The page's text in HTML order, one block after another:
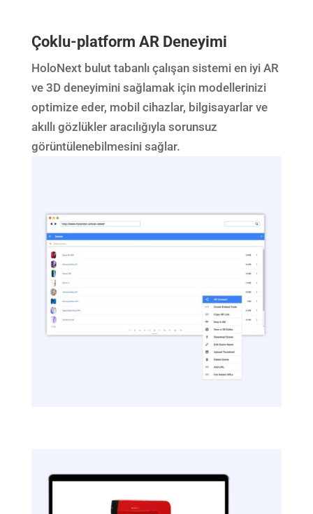
Çoklu-platform AR Deneyimi
HoloNext bulut tabanlı çalışan sistemi en iyi AR
ve 3D deneyimini sağlamak için modellerinizi
optimize eder, mobil cihazlar, bilgisayarlar ve
akıllı gözlükler aracılığıyla sorunsuz
görüntülenebilmesini sağlar.